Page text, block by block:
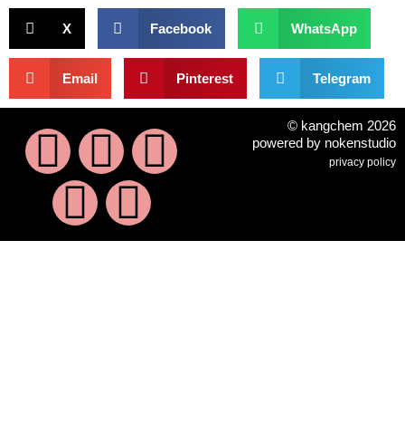
X Facebook WhatsApp
Email Pinterest Telegram
© kangchem 2026
powered by nokenstudio
privacy policy